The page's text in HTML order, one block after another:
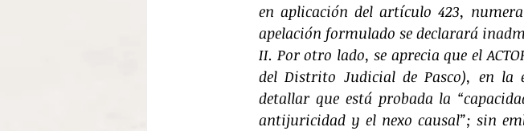
en aplicación del artículo 423,
apelación formulado se declarará
II. Por otro lado, se aprecia que el
del Distrito Judicial de Pasco), en la
detallar que está probada la
antijuricidad y el nexo causal”; sin